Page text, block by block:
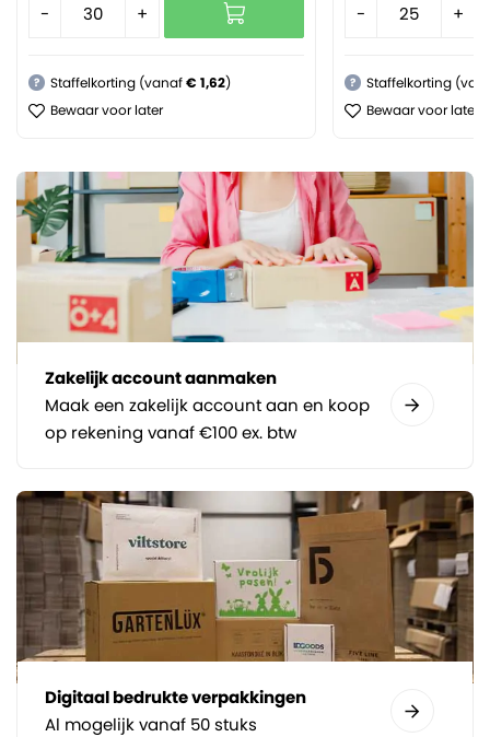
- +
? Staffelkorting (vanaf€ 1,62)
Bewaar voor later
- +
?
Staffelkorting
Bewaar voor later
Zakelijk account aanmaken
Maak een zakelijk account aan en koop
op rekening vanaf €100 ex. btw
Digitaal bedrukte verpakkingen
Al mogelijk vanaf 50 stuks